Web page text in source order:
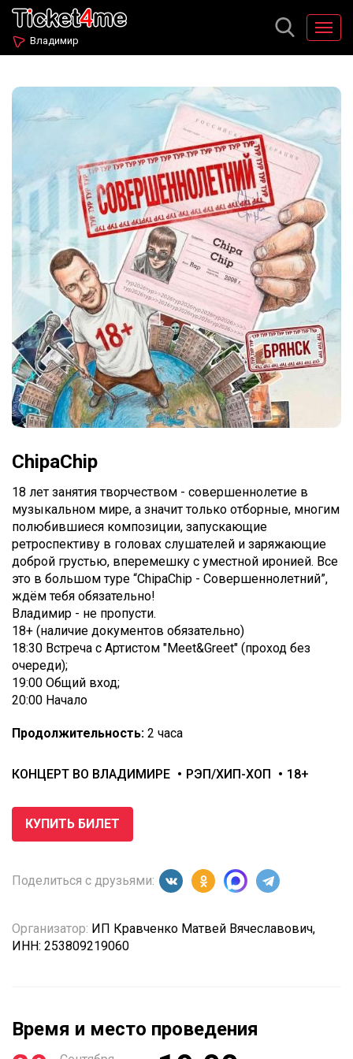
Владимир
ChipaChip
18 лет занятия творчеством - совершеннолетие в
музыкальном мире, а значит только отборные, многим
полюбившиеся композиции, запускающие
ретроспективу в головах слушателей и заряжающие
доброй грустью, вперемешку с уместной иронией. Все
это в большом туре “ChipaChip - Совершеннолетний”,
ждём тебя обязательно!
Владимир - не пропусти.
18+ (наличие документов обязательно)
18:30 Встреча с Артистом "Meet&Greet" (проход без
очереди);
19:00 Общий вход;
20:00 Начало
Продолжительность: 2 часа
КОНЦЕРТ ВО ВЛАДИМИРЕ РЭП/ХИП-ХОП 18+
КУПИТЬ БИЛЕТ
Поделиться с друзьями:
Организатор: ИП Кравченко Матвей Вячеславович,
ИНН: 253809219060
Время и место проведения